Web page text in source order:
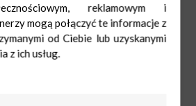
reklamowym i
mogą połączyć te informacje z
od Ciebie lub uzyskanymi
z ich usług.